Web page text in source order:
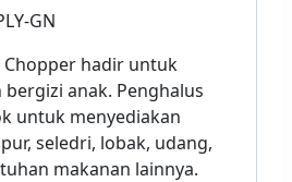
GN
hadir untuk
anak. Penghalus
untuk menyediakan
seledri, lobak, udang,
makanan lainnya.